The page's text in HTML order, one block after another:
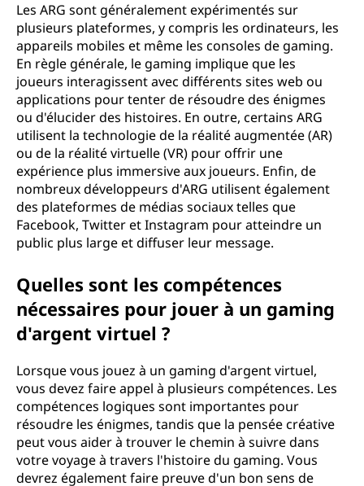
Les ARG sont généralement expérimentés sur
plusieurs plateformes, y compris les ordinateurs, les
appareils mobiles et même les consoles de gaming.
En règle générale, le gaming implique que les
joueurs interagissent avec différents sites web ou
applications pour tenter de résoudre des énigmes
ou d'élucider des histoires. En outre, certains ARG
utilisent la technologie de la réalité augmentée (AR)
ou de la réalité virtuelle (VR) pour offrir une
expérience plus immersive aux joueurs. Enfin, de
nombreux développeurs d'ARG utilisent également
des plateformes de médias sociaux telles que
Facebook, Twitter et Instagram pour atteindre un
public plus large et diffuser leur message.
Quelles sont les compétences
nécessaires pour jouer à un gaming
d'argent virtuel ?
Lorsque vous jouez à un gaming d'argent virtuel,
vous devez faire appel à plusieurs compétences. Les
compétences logiques sont importantes pour
résoudre les énigmes, tandis que la pensée créative
peut vous aider à trouver le chemin à suivre dans
votre voyage à travers l'histoire du gaming. Vous
devrez également faire preuve d'un bon sens de